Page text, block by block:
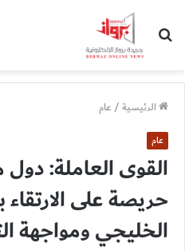
الرئيسية/عام
عام
القوى العاملة:
حريصة على
الخليجي ومواجهة